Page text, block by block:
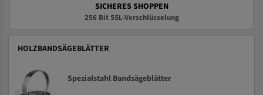
SICHERES SHOPPEN
256 Bit SSL-Verschlüsselung
HOLZBANDSÄGEBLÄTTER
Spezialstahl Bandsägeblätter